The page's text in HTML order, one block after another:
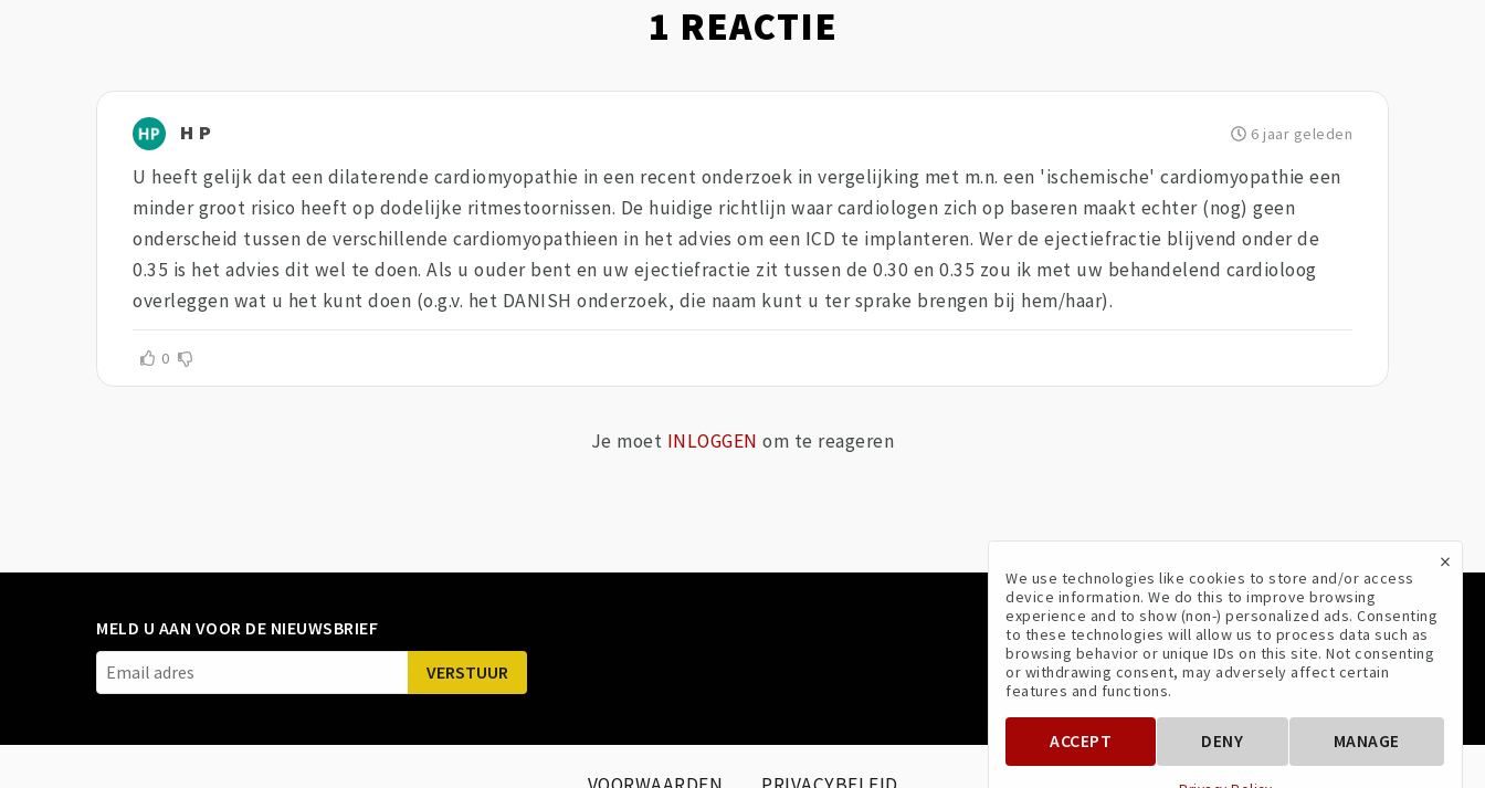
1 REACTIE
H P 6 jaar geleden
U heeft gelijk dat een dilaterende cardiomyopathie in een recent onderzoek in vergelijking met m.n. een 'ischemische' cardiomyopathie een
minder groot risico heeft op dodelijke ritmestoornissen. De huidige richtlijn waar cardiologen zich op baseren maakt echter (nog) geen
onderscheid tussen de verschillende cardiomyopathieen in het advies om een ICD te implanteren. Wer de ejectiefractie blijvend onder de
0.35 is het advies dit wel te doen. Als u ouder bent en uw ejectiefractie zit tussen de 0.30 en 0.35 zou ik met uw behandelend cardioloog
overleggen wat u het kunt doen (o.g.v. het DANISH onderzoek, die naam kunt u ter sprake brengen bij hem/haar).
0
Je moet INLOGGEN om te reageren
MELD U AAN VOOR DE NIEUWSBRIEF VOLG ONS
×
We use technologies like cookies to store and/or access
device information. We do this to improve browsing
experience and to show (non-) personalized ads. Consenting
to these technologies will allow us to process data such as
browsing behavior or unique IDs on this site. Not consenting
or withdrawing consent, may adversely affect certain
features and functions.
ACCEPT DENY MANAGE